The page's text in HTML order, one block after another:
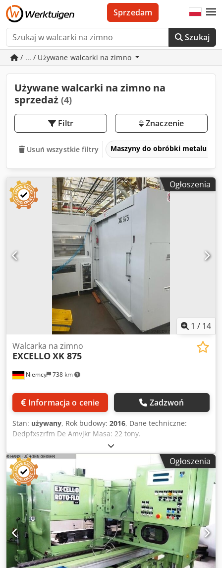
Szukaj
Sprzedam
/ ... / Używane walcarki na zimno
Używane walcarki na zimno na
sprzedaż (4)
Filtr Znaczenie
Usuń wszystkie filtry Maszyny do obróbki metalu i
Ogłoszenia
1 / 14
Niemcy 738 km
Walcarka na zimno
EXCELLOXK 875
Informacja o cenie Zadzwoń
Stan: używany, Rok budowy: 2016, Dane techniczne:
Dedpfxszrfm De Amvjkr Masa: 22 tony.
Ogłoszenia